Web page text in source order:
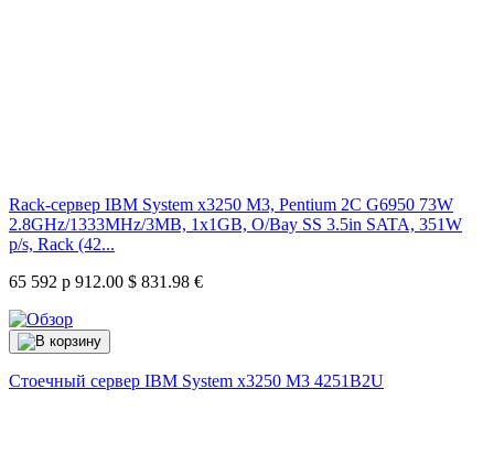
Rack-сервер IBM System x3250 M3, Pentium 2C G6950 73W
2.8GHz/1333MHz/3MB, 1x1GB, O/Bay SS 3.5in SATA, 351W
p/s, Rack (42...
65 592 р 912.00 $ 831.98 €
Стоечный сервер IBM System x3250 M3 4251B2U